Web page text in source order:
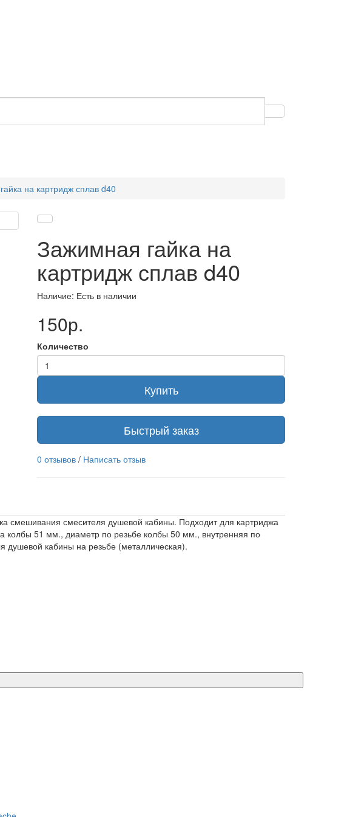
на картридж сплав d40
Зажимная гайка на
картридж сплав d40
Наличие: Есть в наличии
150р.
Количество
Купить
Быстрый заказ
0 отзывов / Написать отзыв
смешивания смесителя душевой кабины. Подходит для картриджа
51 мм., диаметр по резьбе колбы 50 мм., внутренняя по
душевой кабины на резьбе (металлическая).